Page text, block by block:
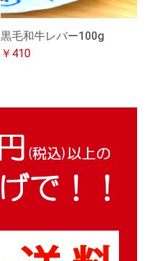
黒毛和牛レバー100g
￥410